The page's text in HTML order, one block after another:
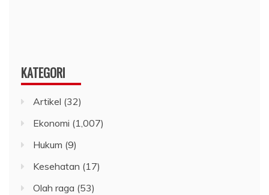
KATEGORI
Artikel (32)
Ekonomi (1,007)
Hukum (9)
Kesehatan (17)
Olah raga (53)